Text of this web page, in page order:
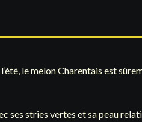
le melon Charentais est
ses stries vertes et sa peau